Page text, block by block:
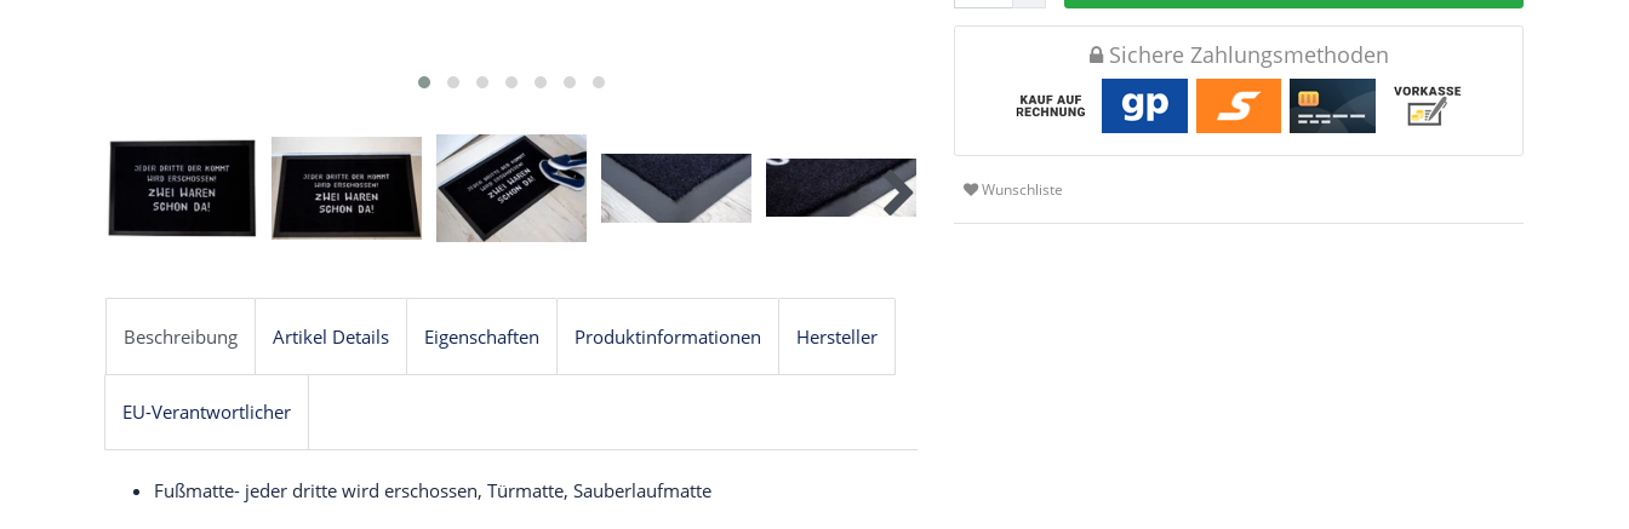
Sichere Zahlungsmethoden
Wunschliste
Beschreibung Artikel Details Eigenschaften Produktinformationen Hersteller
EU-Verantwortlicher
Fußmatte- jeder dritte wird erschossen, Türmatte, Sauberlaufmatte